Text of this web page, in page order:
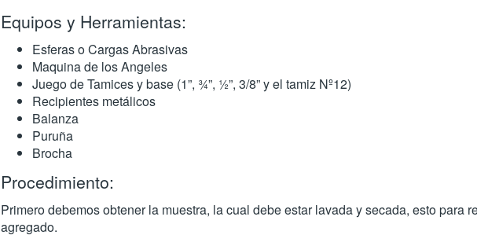
Equipos y Herramientas:
Esferas o Cargas Abrasivas
Maquina de los Angeles
Juego de Tamices y base (1”, ¾”, ½”, 3/8” y el tamiz Nº12)
Recipientes metálicos
Balanza
Puruña
Brocha
Procedimiento:
Primero debemos obtener la muestra, la cual debe estar lavada y secada, esto para
agregado.